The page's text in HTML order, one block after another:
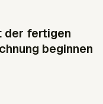
der fertigen
beginnen